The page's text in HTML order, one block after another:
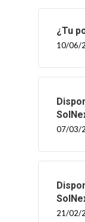
¿Tu
10/06/
07/03/
21/02/